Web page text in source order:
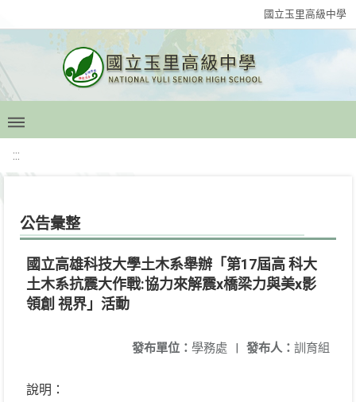
國立玉里高級中學
:::
公告彙整
國立高雄科技大學土木系舉辦「第17屆高 科大
土木系抗震大作戰:協力來解震x橋梁力與美x影
領創 視界」活動
發布人： 訓育組
發布單位： 學務處 |
說明：